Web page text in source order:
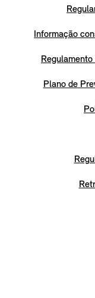
Informação
Plano de